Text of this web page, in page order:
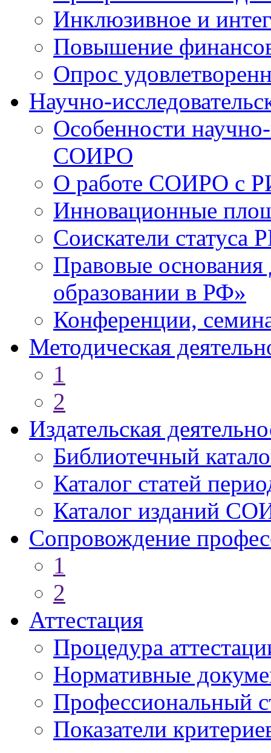
Инклюзивное и
Повышение
Опрос
Научно-
Особенности
СОИРО
О работе СОИРО с
Инновационные
Соискатели статуса
Правовые
образовании в РФ»
Конференции,
Методическая
1
2
Издательская
Библиотечный
Каталог статей
Каталог изданий
Сопровождение
1
2
Аттестация
Процедура
Нормативные
Профессиональный
Показатели